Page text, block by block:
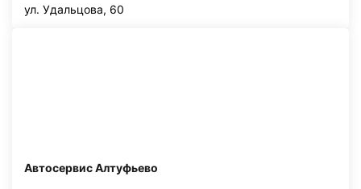
ул. Удальцова, 60
Автосервис Алтуфьево